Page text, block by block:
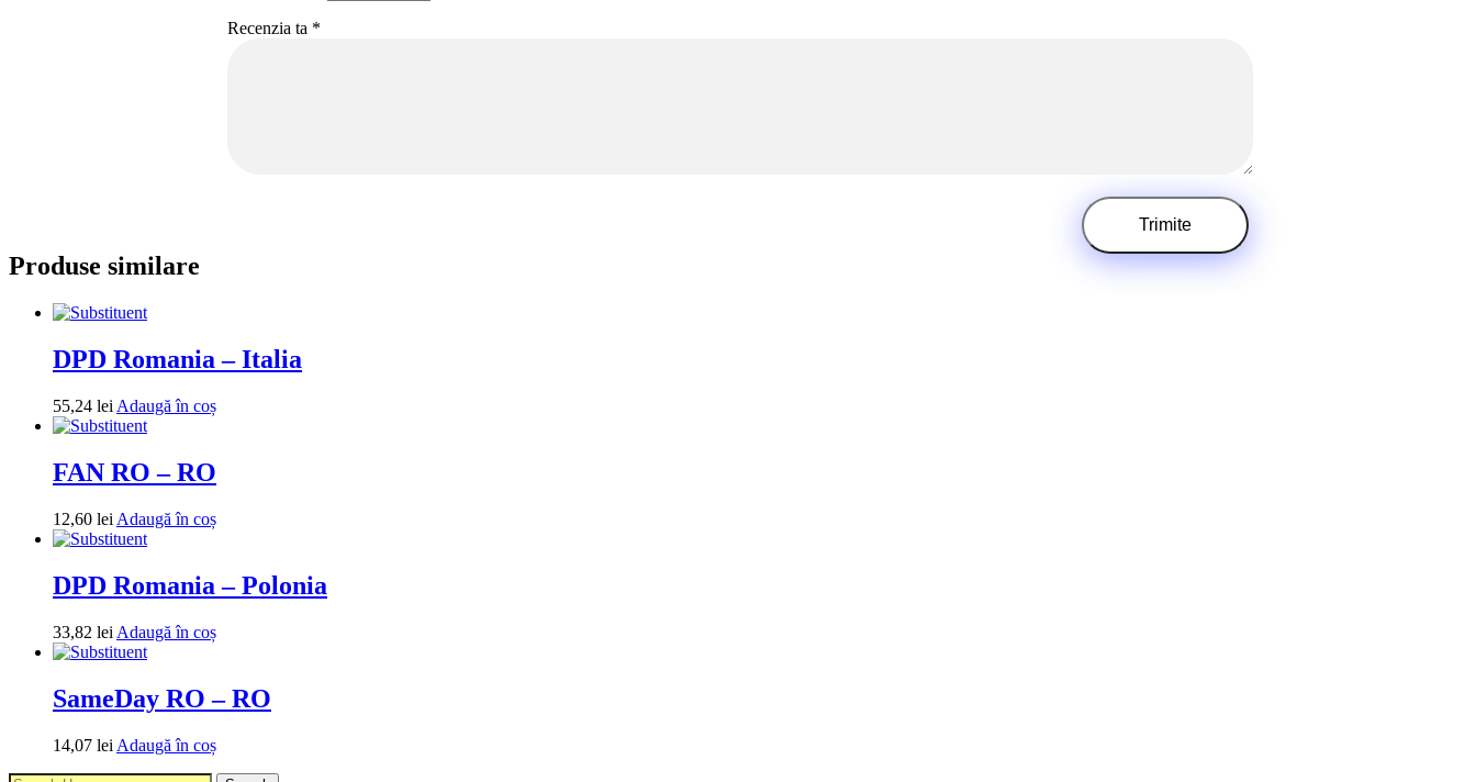
Recenzia ta *
Produse similare
DPD Romania – Italia
55,24 lei Adaugă în coș
FAN RO – RO
12,60 lei Adaugă în coș
DPD Romania – Polonia
33,82 lei Adaugă în coș
SameDay RO – RO
14,07 lei Adaugă în coș